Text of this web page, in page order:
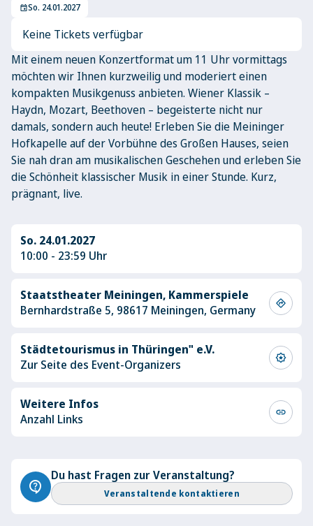
eventSo. 24.01.2027
Keine Tickets verfügbar
Mit einem neuen Konzertformat um 11 Uhr vormittags
möchten wir Ihnen kurzweilig und moderiert einen
kompakten Musikgenuss anbieten. Wiener Klassik –
Haydn, Mozart, Beethoven – begeisterte nicht nur
damals, sondern auch heute! Erleben Sie die Meininger
Hofkapelle auf der Vorbühne des Großen Hauses, seien
Sie nah dran am musikalischen Geschehen und erleben Sie
die Schönheit klassischer Musik in einer Stunde. Kurz,
prägnant, live.
So. 24.01.2027
10:00 - 23:59 Uhr
Staatstheater Meiningen, Kammerspiele
Bernhardstraße 5, 98617 Meiningen, Germany
directions
Städtetourismus in Thüringen" e.V.
Zur Seite des Event-Organizers
award_star
Weitere Infos
Anzahl Links
link
contact_support
Du hast Fragen zur Veranstaltung?
Veranstaltende kontaktieren